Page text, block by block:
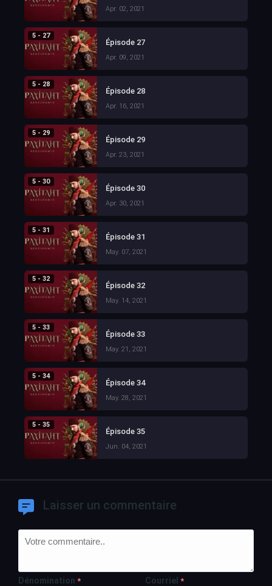
Apr. 02, 2021
5 - 27
Épisode 27
Apr. 09, 2021
5 - 28
Épisode 28
Apr. 16, 2021
5 - 29
Épisode 29
Apr. 23, 2021
5 - 30
Épisode 30
Apr. 30, 2021
5 - 31
Épisode 31
May. 07, 2021
5 - 32
Épisode 32
May. 14, 2021
5 - 33
Épisode 33
May. 21, 2021
5 - 34
Épisode 34
May. 28, 2021
5 - 35
Épisode 35
Jun. 04, 2021
Laisser un commentaire
Dénomination * Courriel *